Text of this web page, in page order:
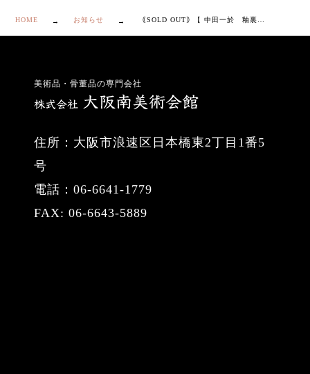
HOME お知らせ
美術品・骨董品の専門会社
住所：大阪市浪速区日本橋東2丁目1番5
号
電話：06-6641-1779
FAX: 06-6643-5889